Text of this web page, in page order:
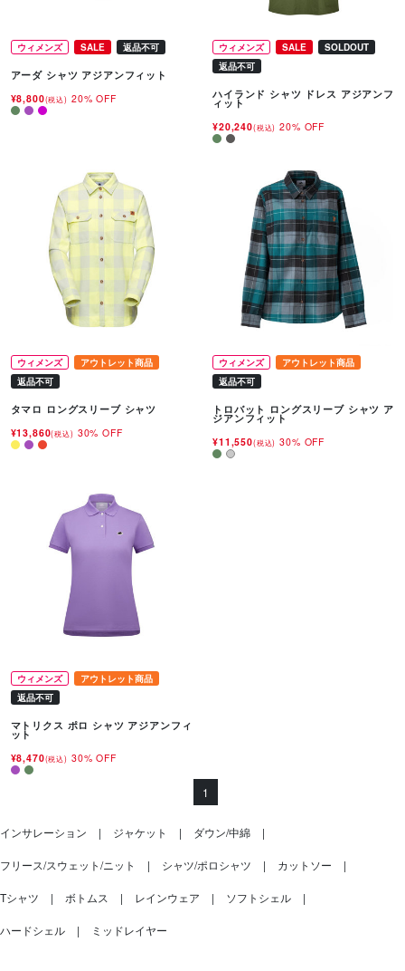
ウィメンズ SALE 返品不可
アーダ シャツ アジアンフィット
¥8,800(税込) 20% OFF
ウィメンズ SALE
SOLDOUT
返品不可
ハイランド シャツ ドレス アジアンフ
ィット
¥20,240(税込) 20% OFF
ウィメンズ
アウトレット商品
返品不可
タマロ ロングスリーブ シャツ
¥13,860(税込) 30% OFF
ウィメンズ
アウトレット商品
返品不可
トロバット ロングスリーブ シャツ ア
ジアンフィット
¥11,550(税込) 30% OFF
ウィメンズ
アウトレット商品
返品不可
マトリクス ポロ シャツ アジアンフィ
ット
¥8,470(税込) 30% OFF
1
インサレーション ジャケット ダウン/中綿
フリース/スウェット/ニット シャツ/ポロシャツ カットソー
Tシャツ ボトムス レインウェア ソフトシェル
ハードシェル ミッドレイヤー